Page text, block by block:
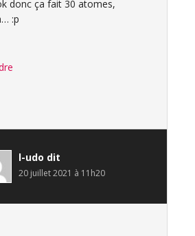
donc ça fait 30 atomes,
:p
l-udo dit
20 juillet 2021 à 11h20